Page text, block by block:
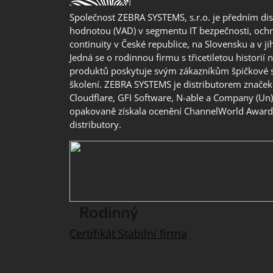
Společnost ZEBRA SYSTEMS, s.r.o. je předním
hodnotou (VAD) v segmentu IT bezpečnosti,
continuity v České republice, na Slovensku a v
Jedná se o rodinnou firmu s třicetiletou historií
produktů poskytuje svým zákazníkům špičkové
školení. ZEBRA SYSTEMS je distributorem
Cloudflare, GFI Software, N-able a Company
opakovaně získala ocenění ChannelWorld
distributory.
Certifikát Stabilní firma